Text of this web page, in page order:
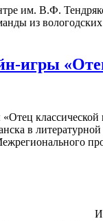
им. В.Ф.
из
игры
в